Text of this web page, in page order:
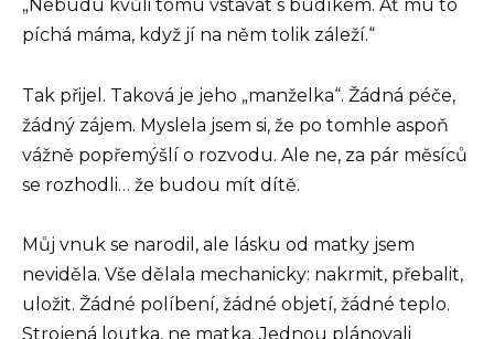
„Nebudu kvůli tomu vstávat s budíkem. Ať mu to
píchá máma, když jí na něm tolik záleží.“
Tak přijel. Taková je jeho „manželka“. Žádná péče,
žádný zájem. Myslela jsem si, že po tomhle aspoň
vážně popřemýšlí o rozvodu. Ale ne, za pár měsíců
se rozhodli… že budou mít dítě.
Můj vnuk se narodil, ale lásku od matky jsem
neviděla. Vše dělala mechanicky: nakrmit, přebalit,
uložit. Žádné políbení, žádné objetí, žádné teplo.
Strojená loutka, ne matka. Jednou plánovali